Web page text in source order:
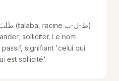
solliciter. Le nom
signifiant 'celui qui
est sollicité'.